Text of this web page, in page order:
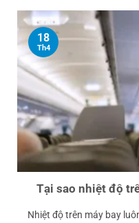
Tại sao nhiệt độ
Nhiệt độ trên máy bay
18
Th4